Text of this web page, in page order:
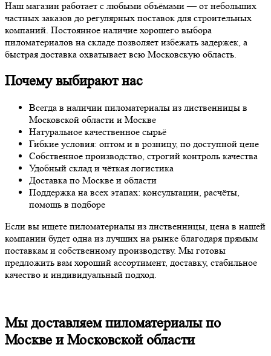
Наш магазин работает с любыми объёмами — от небольших
частных заказов до регулярных поставок для строительных
компаний. Постоянное наличие хорошего выбора
пиломатериалов на складе позволяет избежать задержек, а
быстрая доставка охватывает всю Московскую область.
Почему выбирают нас
Всегда в наличии пиломатериалы из лиственницы в
Московской области и Москве
Натуральное качественное сырьё
Гибкие условия: оптом и в розницу, по доступной цене
Собственное производство, строгий контроль качества
Удобный склад и чёткая логистика
Доставка по Москве и области
Поддержка на всех этапах: консультации, расчёты,
помощь в подборе
Если вы ищете пиломатериалы из лиственницы, цена в нашей
компании будет одна из лучших на рынке благодаря прямым
поставкам и собственному производству. Мы готовы
предложить вам хороший ассортимент, доставку, стабильное
качество и индивидуальный подход.
Мы доставляем пиломатериалы по
Москве и Московской области